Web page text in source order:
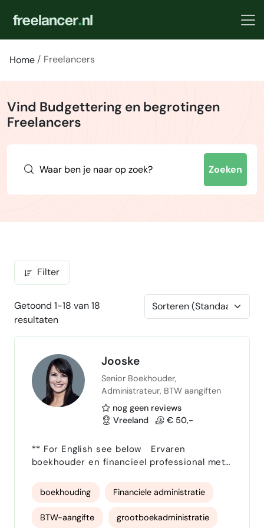
Home Freelancers
Vind Budgettering en begrotingen
Freelancers
Zoeken
Filter
Getoond 1-18 van 18
resultaten
Jooske
Senior Boekhouder,
Administrateur, BTW aangiften
nog geen reviews
Vreeland
€ 50,-
** For English see below Ervaren
boekhouder en financieel professional met
administratie, boekhouding, btw-aangiften,
jaarafsluitingen en financiële rapportages.
Gedurende mijn carrière heb ik gewerkt
boekhouding Financiele administratie
BTW-aangifte grootboekadministratie